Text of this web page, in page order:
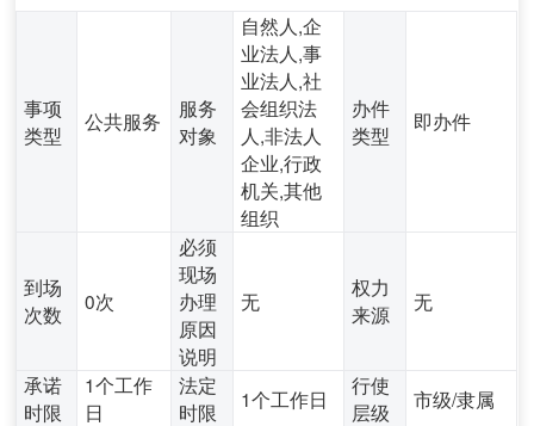
事项
类型
公共服务
服务
对象
自然人,企
业法人,事
业法人,社
会组织法
人,非法人
企业,行政
机关,其他
组织
办件
类型
即办件
到场
次数
0次
必须
现场
办理
原因
说明
无
权力
来源
无
承诺
时限
1个工作
日
法定
时限
1个工作日
行使
层级
市级/隶属